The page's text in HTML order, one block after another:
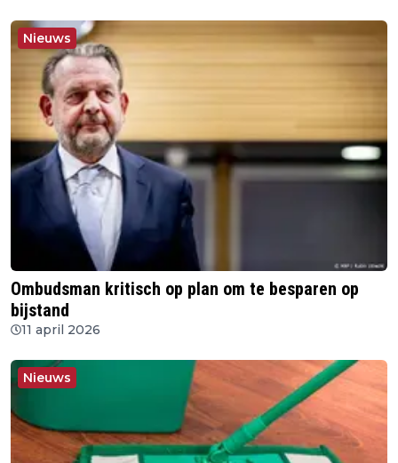
Nieuws
Ombudsman kritisch op plan om te besparen op
bijstand
11 april 2026
Nieuws